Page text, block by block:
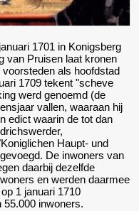
1701 in Konigsberg
van Pruisen laat kronen
als hoofdstad
1709 tekent "scheve
werd genoemd (de
vallen, waaraan hij
edict waarin de tot dan
Haupt- und
De inwoners van
daarbij dezelfde
en werden daarmee
1 januari 1710
55.000 inwoners.